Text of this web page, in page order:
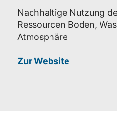
Nachhaltige Nutzung
Ressourcen Boden,
Atmosphäre
Zur Website